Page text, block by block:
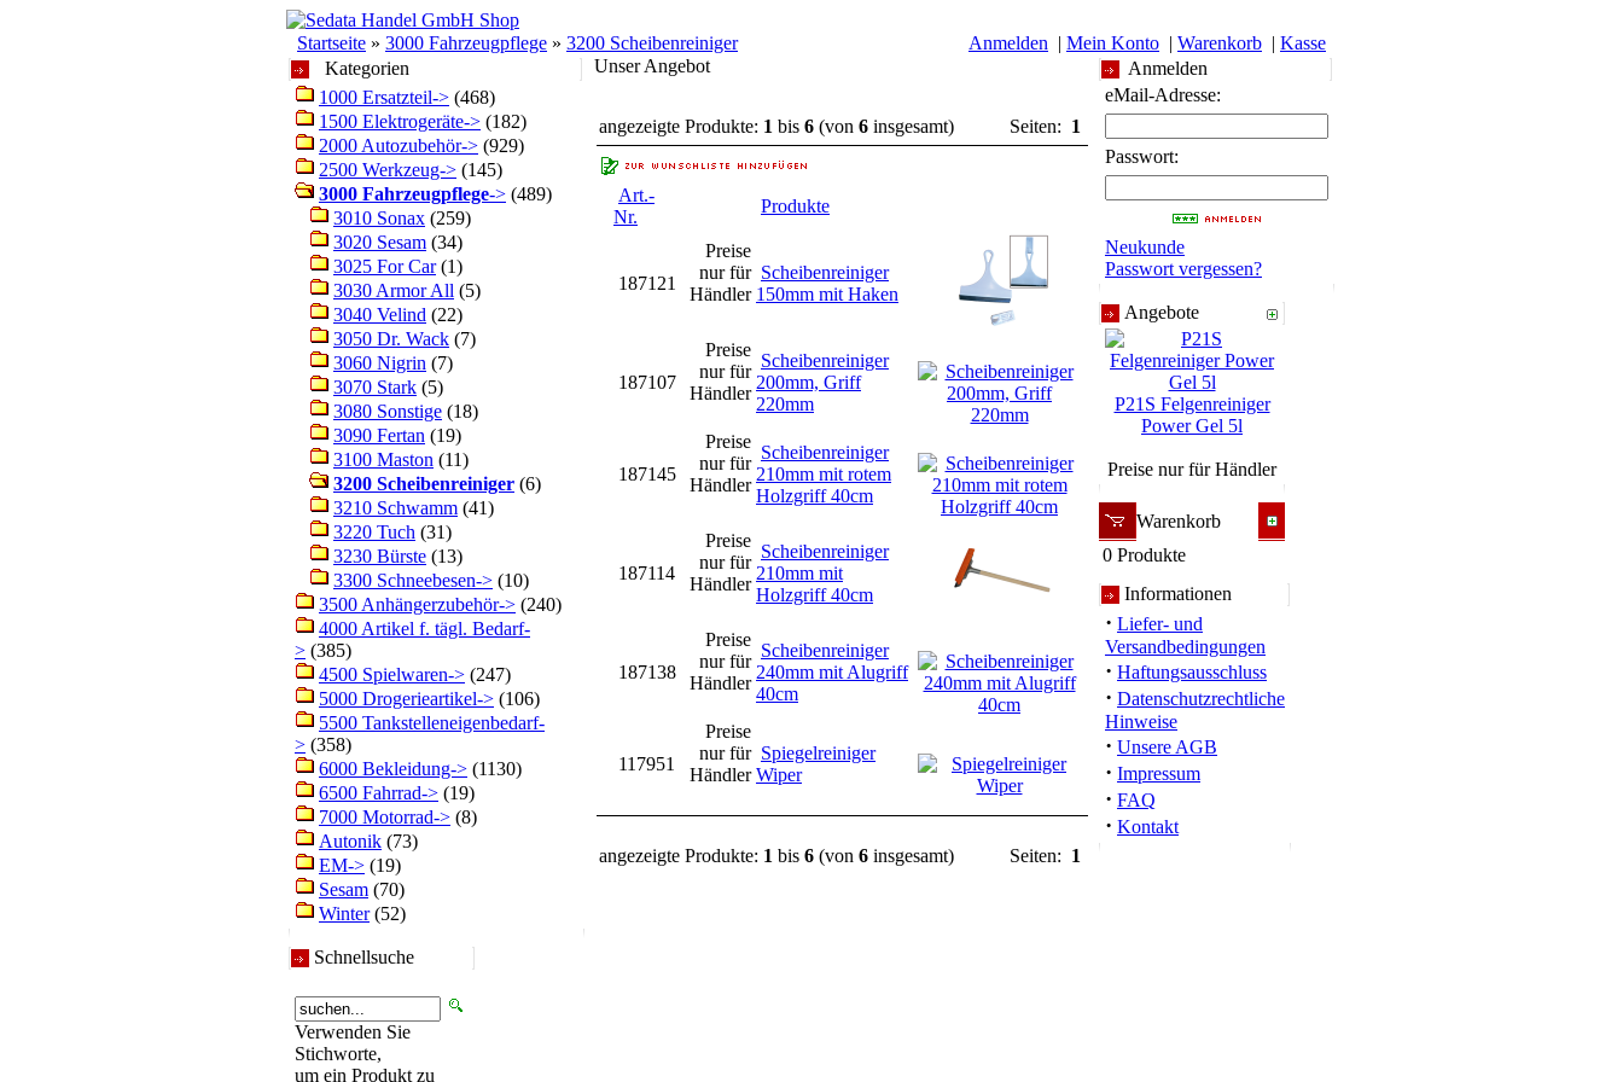
Startseite » 3000 Fahrzeugpflege » 3200 Scheibenreiniger Anmelden | Mein Konto | Warenkorb | Kasse
Kategorien
1000 Ersatzteil-> (468)
1500 Elektrogeräte-> (182)
2000 Autozubehör-> (929)
2500 Werkzeug-> (145)
3000 Fahrzeugpflege-> (489)
3010 Sonax (259)
3020 Sesam (34)
3025 For Car(1)
3030 Armor All (5)
3040 Velind (22)
3050 Dr. Wack (7)
3060 Nigrin (7)
3070 Stark (5)
3080 Sonstige (18)
3090 Fertan (19)
3100 Maston (11)
3200 Scheibenreiniger (6)
3210 Schwamm (41)
3220 Tuch (31)
3230 Bürste (13)
3300 Schneebesen-> (10)
3500 Anhängerzubehör-> (240)
4000 Artikel f. tägl. Bedarf-
> (385)
4500 Spielwaren-> (247)
5000 Drogerieartikel-> (106)
5500 Tankstelleneigenbedarf-
> (358)
6000 Bekleidung-> (1130)
6500 Fahrrad-> (19)
7000 Motorrad-> (8)
Autonik (73)
EM-> (19)
Sesam (70)
Winter(52)
Schnellsuche
Verwenden Sie
Stichworte,
um ein Produkt zu
Unser Angebot
angezeigte Produkte: 1 bis 6 (von 6 insgesamt) Seiten: 1
Art.-
Nr.
Produkte
187121
Preise
nur für
Händler
Scheibenreiniger
150mm mit Haken
187107
Preise
nur für
Händler
Scheibenreiniger
200mm, Griff
220mm
187145
Preise
nur für
Händler
Scheibenreiniger
210mm mit rotem
Holzgriff 40cm
187114
Preise
nur für
Händler
Scheibenreiniger
210mm mit
Holzgriff 40cm
187138
Preise
nur für
Händler
Scheibenreiniger
240mm mit Alugriff
40cm
117951
Preise
nur für
Händler
Spiegelreiniger
Wiper
angezeigte Produkte: 1 bis 6 (von 6 insgesamt) Seiten: 1
Anmelden
eMail-Adresse:
Passwort:
Neukunde
Passwort vergessen?
Angebote
P21S Felgenreiniger
Power Gel 5l
Preise nur für Händler
Warenkorb
0 Produkte
Informationen
· Liefer- und
Versandbedingungen
· Haftungsausschluss
· Datenschutzrechtliche
Hinweise
· Unsere AGB
· Impressum
· FAQ
· Kontakt